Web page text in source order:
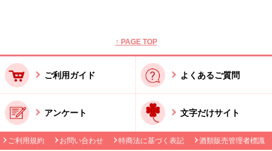
↑ PAGE TOP
ご利用ガイド よくあるご質問
アンケート 文字だけサイト
ご利用規約 お問い合わせ 特商法に基づく表記 酒類販売管理者標識